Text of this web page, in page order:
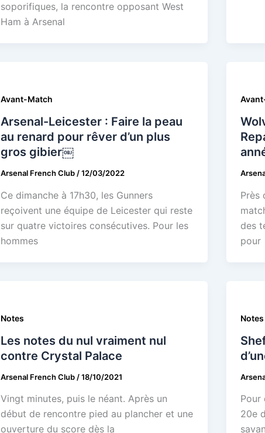
soporifiques, la rencontre opposant West
Ham à Arsenal
Avant-Match
Arsenal-Leicester : Faire la peau
au renard pour rêver d’un plus
gros gibier￼
Arsenal French Club /12/03/2022
Ce dimanche à 17h30, les Gunners
reçoivent une équipe de Leicester qui reste
sur quatre victoires consécutives. Pour les
hommes
Près
des
pour
Notes
Les notes du nul vraiment nul
contre Crystal Palace
Arsenal French Club /18/10/2021
Vingt minutes, puis le néant. Après un
début de rencontre pied au plancher et une
ouverture du score dès la
Notes
Pour
20e